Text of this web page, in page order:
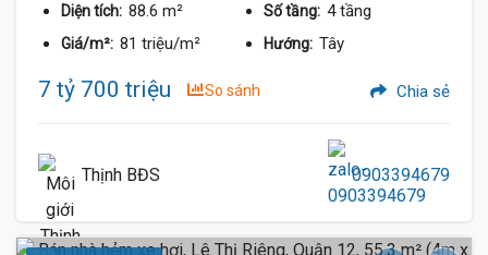
Diện tích: 88.6 m² Số tầng: 4 tầng
Giá/m²: 81 triệu/m² Hướng: Tây
7 tỷ 700 triệu So sánh Chia sẻ
Thịnh BĐS 0903394679